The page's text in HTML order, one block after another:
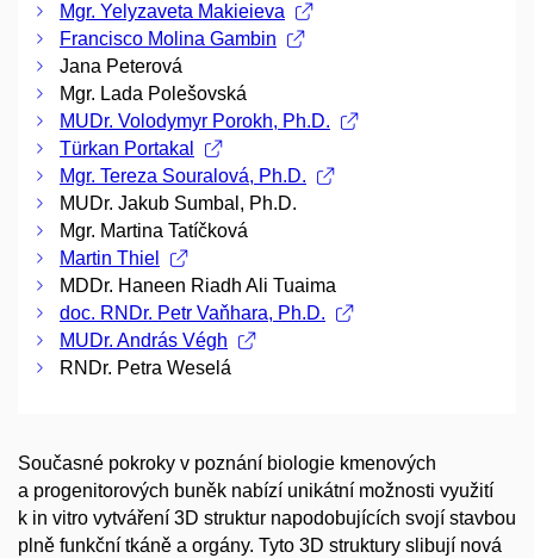
Mgr. Yelyzaveta Makieieva
Francisco Molina Gambin
Jana Peterová
Mgr. Lada Polešovská
MUDr. Volodymyr Porokh, Ph.D.
Türkan Portakal
Mgr. Tereza Souralová, Ph.D.
MUDr. Jakub Sumbal, Ph.D.
Mgr. Martina Tatíčková
Martin Thiel
MDDr. Haneen Riadh Ali Tuaima
doc. RNDr. Petr Vaňhara, Ph.D.
MUDr. András Végh
RNDr. Petra Weselá
Současné pokroky v poznání biologie kmenových
a progenitorových buněk nabízí unikátní možnosti využití
k in vitro vytváření 3D struktur napodobujících svojí stavbou
plně funkční tkáně a orgány. Tyto 3D struktury slibují nová